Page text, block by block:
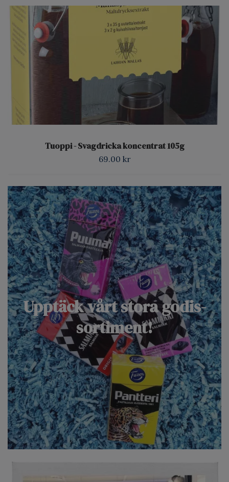
Upptäck vårt stora godis-
sortiment!
Tuoppi - Svagdricka koncentrat 105g
69.00 kr